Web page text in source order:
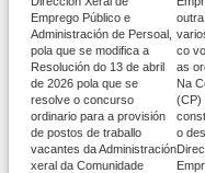
Emprego Público e
Administración de Persoal,
pola que se modifica a
Resolución do 13 de abril
de 2026 pola que se
resolve o concurso
ordinario para a provisión
de postos de traballo
vacantes da Administración
xeral da Comunidade
co
as
Na
(CP)
o